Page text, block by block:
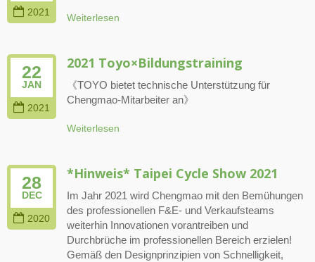
2021 Weiterlesen
22
JAN
2021
2021 Toyo×Bildungstraining
《TOYO bietet technische Unterstützung für
Chengmao-Mitarbeiter an》
Weiterlesen
28
DEC
2020
*Hinweis* Taipei Cycle Show 2021
Im Jahr 2021 wird Chengmao mit den Bemühungen
des professionellen F&E- und Verkaufsteams
weiterhin Innovationen vorantreiben und
Durchbrüche im professionellen Bereich erzielen!
Gemäß den Designprinzipien von Schnelligkeit,